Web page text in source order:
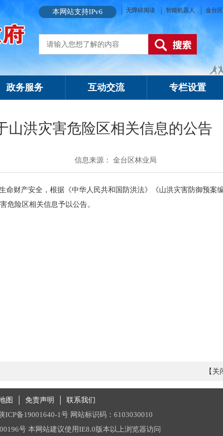
本网站支持IPv6 无障碍阅读 智能机器人 金台
政务服务 互动交流 专栏设置
山洪灾害危险区相关信息的公告
信息来源：金台区林业局
财产安全，根据《中华人民共和国防洪法》《山洪灾害防御预案
危险区相关信息予以公告。
【关
图 免责声明
联系我们
ICP备19001640-1号 网站标识码：6103030010
号 本网站建议使用IE8.0版本以上浏览器访问